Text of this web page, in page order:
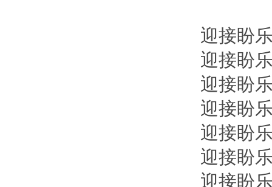
迎接盼
迎接盼
迎接盼
迎接盼
迎接盼
迎接盼
迎接盼